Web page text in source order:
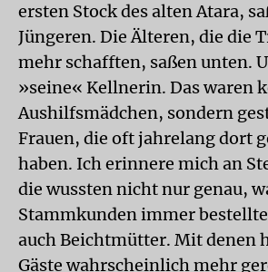
ersten Stock des alten Atara,
Jüngeren. Die Älteren, die die
mehr schafften, saßen unten.
»seine« Kellnerin. Das waren
Aushilfsmädchen, sondern
Frauen, die oft jahrelang dort
haben. Ich erinnere mich an
die wussten nicht nur genau,
Stammkunden immer
auch Beichtmütter. Mit denen
Gäste wahrscheinlich mehr